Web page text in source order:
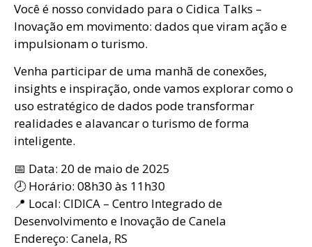
Você é nosso convidado para o Cidica Talks –
Inovação em movimento: dados que viram ação e
impulsionam o turismo.
Venha participar de uma manhã de conexões,
insights e inspiração, onde vamos explorar como o
uso estratégico de dados pode transformar
realidades e alavancar o turismo de forma
inteligente.
📅 Data: 20 de maio de 2025
🕗 Horário: 08h30 às 11h30
📍 Local: CIDICA – Centro Integrado de
Desenvolvimento e Inovação de Canela
Endereço: Canela, RS